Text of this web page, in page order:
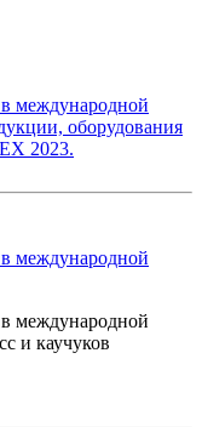
международной
оборудования
2023.
международной
международной
и каучуков